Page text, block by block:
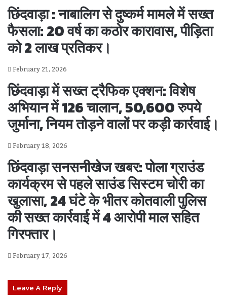
छिंदवाड़ा : नाबालिग से दुष्कर्म मामले में सख्त
फैसला: 20 वर्ष का कठोर कारावास, पीड़िता
को 2 लाख प्रतिकर।
February 21, 2026
छिंदवाड़ा में सख्त ट्रैफिक एक्शन: विशेष
अभियान में 126 चालान, 50,600 रुपये
जुर्माना, नियम तोड़ने वालों पर कड़ी कार्रवाई।
February 18, 2026
छिंदवाड़ा सनसनीखेज खबर: पोला ग्राउंड
कार्यक्रम से पहले साउंड सिस्टम चोरी का
खुलासा, 24 घंटे के भीतर कोतवाली पुलिस
की सख्त कार्रवाई में 4 आरोपी माल सहित
गिरफ्तार।
February 17, 2026
Leave A Reply